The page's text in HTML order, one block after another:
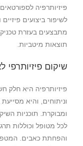
פיזיותרפיה
לשיפור ביצועים
מתבצעים בעזרת
תוצאות מיטביות.
שיקום פיזיותרפי
פיזיותרפיה היא חלק
וניתוחים, והיא
ומבוקרת. תוכניות
לכל מטופל וכוללות
והפחתת כאבים.